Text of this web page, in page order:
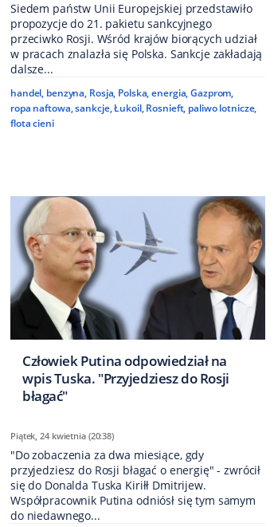
Siedem państw Unii Europejskiej przedstawiło
propozycje do 21. pakietu sankcyjnego
przeciwko Rosji. Wśród krajów biorących udział
w pracach znalazła się Polska. Sankcje zakładają
dalsze...
handel, benzyna, Rosja, Polska,energia,Gazprom,
ropa naftowa,sankcje,Łukoil, Rosnieft, paliwo lotnicze,
flota cieni
Człowiek Putina odpowiedział na
wpis Tuska. "Przyjedziesz do Rosji
błagać"
Piątek, 24 kwietnia (20:38)
"Do zobaczenia za dwa miesiące, gdy
przyjedziesz do Rosji błagać o energię" - zwrócił
się do Donalda Tuska Kiriłł Dmitrijew.
Współpracownik Putina odniósł się tym samym
do niedawnego...